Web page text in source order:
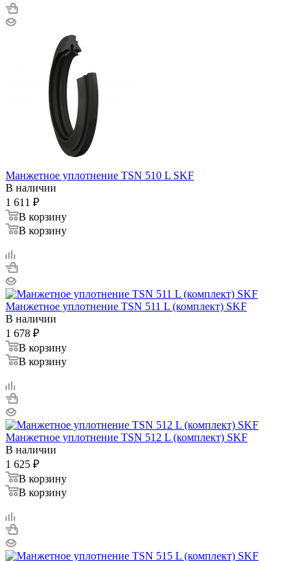
Манжетное уплотнение TSN 510 L SKF
В наличии
1 611 ₽
В корзину
В корзину
Манжетное уплотнение TSN 511 L (комплект) SKF
В наличии
1 678 ₽
В корзину
В корзину
Манжетное уплотнение TSN 512 L (комплект) SKF
В наличии
1 625 ₽
В корзину
В корзину